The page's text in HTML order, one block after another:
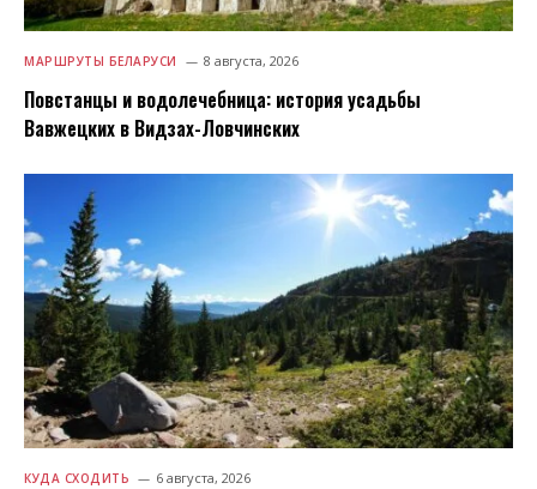
МАРШРУТЫ БЕЛАРУСИ 8 августа, 2026
Повстанцы и водолечебница: история усадьбы
Вавжецких в Видзах-Ловчинских
КУДА СХОДИТЬ 6 августа, 2026